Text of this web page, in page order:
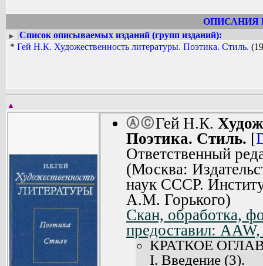
ОПИСАНИЯ
►
Список описываемых изданий (групп изданий):
* Гей Н.К. Художественность литературы. Поэтика. Стиль.
▲
ⒶⒸГей Н.К.
Поэтика. Стиль. [
Ответственный
(Москва:
наук СССР.
А.М. Горького)
Скан, обработка,
предоставил:
КРАТКОЕ
I. Введение (3).